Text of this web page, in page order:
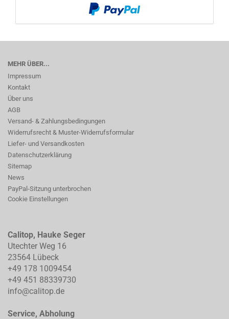
MEHR ÜBER...
Impressum
Kontakt
Über uns
AGB
Versand- & Zahlungsbedingungen
Widerrufsrecht & Muster-Widerrufsformular
Liefer- und Versandkosten
Datenschutzerklärung
Sitemap
News
PayPal-Sitzung unterbrochen
Cookie Einstellungen
Calitop, Hauke Seger
Utechter Weg 16
23564 Lübeck
+49 178 1009454
+49 451 88339730
info@calitop.de
Service, Abholung